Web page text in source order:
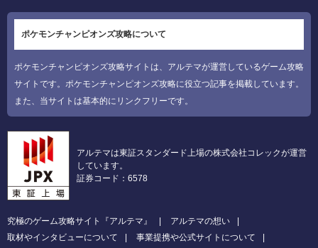
ポケモンチャンピオンズ攻略について
ポケモンチャンピオンズ攻略サイトは、アルテマが運営しているゲーム攻略
サイトです。ポケモンチャンピオンズ攻略に役立つ記事を掲載しています。
また、当サイトは基本的にリンクフリーです。
アルテマは東証スタンダード上場の株式会社コレックが運営
しています。
証券コード：6578
究極のゲーム攻略サイト『アルテマ』
アルテマの想い
取材やインタビューについて
事業提携や公式サイトについて